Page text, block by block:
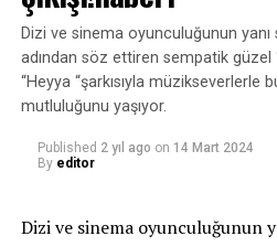
Dizi ve sinema oyunculuğunun yanı
adından söz ettiren sempatik güzel
“Heyya “şarkısıyla müzikseverlerle
mutluluğunu yaşıyor.
Published 2 yıl ago on 14 Mart 2024
By editor
Dizi ve sinema oyunculuğunun